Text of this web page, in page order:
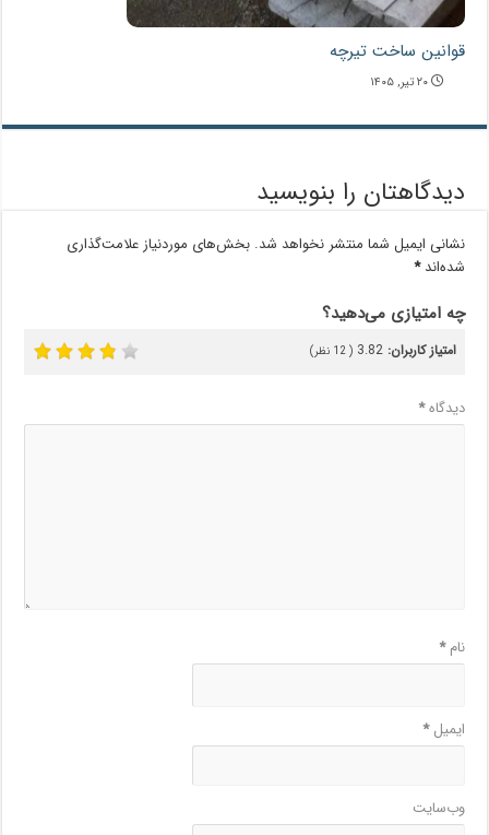
قوانین ساخت تیرچه
۲۰ تیر, ۱۴۰۵
دیدگاهتان را بنویسید
نشانی ایمیل شما منتشر نخواهد شد. بخش‌های موردنیاز علامت‌گذاری
شده‌اند*
چه امتیازی می‌دهید؟
امتیاز کاربران:3.82
(
12 نظر)
دیدگاه*
نام*
ایمیل*
وب‌سایت